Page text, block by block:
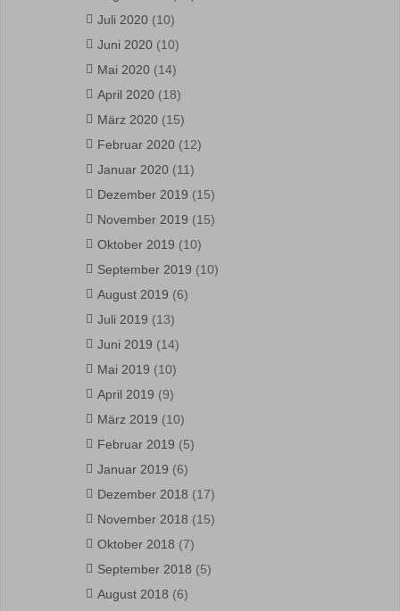
Juli 2020 (10)
Juni 2020 (10)
Mai 2020 (14)
April 2020 (18)
März 2020 (15)
Februar 2020 (12)
Januar 2020 (11)
Dezember 2019 (15)
November 2019 (15)
Oktober 2019 (10)
September 2019 (10)
August 2019 (6)
Juli 2019 (13)
Juni 2019 (14)
Mai 2019 (10)
April 2019 (9)
März 2019 (10)
Februar 2019 (5)
Januar 2019 (6)
Dezember 2018 (17)
November 2018 (15)
Oktober 2018 (7)
September 2018 (5)
August 2018 (6)